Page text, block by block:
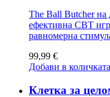
The Ball Butcher на
ефективна CBT
равномерна
99,99 €
Добави в количката
Клетка за